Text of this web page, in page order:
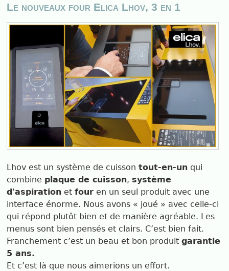
Le nouveaux four Elica Lhov, 3 en 1
Lhov est un système de cuissontout-en-un qui
combine plaque de cuisson,système
d'aspiration etfour en un seul produit avec une
interface énorme. Nous avons « joué » avec celle-ci
qui répond plutôt bien et de manière agréable. Les
menus sont bien pensés et clairs. C’est bien fait.
Franchement c’est un beau et bon produitgarantie
5 ans.
Et c’est là que nous aimerions un effort.